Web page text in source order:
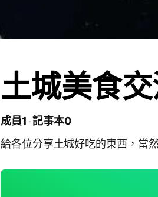
土城美食
成員1 記事本0
給各位分享土城好吃的東西，當